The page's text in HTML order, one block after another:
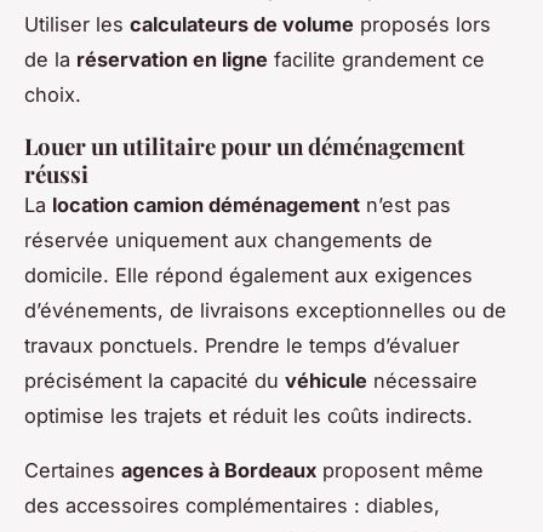
Utiliser les calculateurs de volume proposés lors
de la réservation en ligne facilite grandement ce
choix.
Louer un utilitaire pour un déménagement
réussi
La location camion déménagement n’est pas
réservée uniquement aux changements de
domicile. Elle répond également aux exigences
d’événements, de livraisons exceptionnelles ou de
travaux ponctuels. Prendre le temps d’évaluer
précisément la capacité du véhicule nécessaire
optimise les trajets et réduit les coûts indirects.
Certaines agences à Bordeaux proposent même
des accessoires complémentaires : diables,